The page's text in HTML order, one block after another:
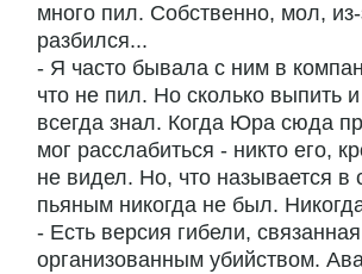
много пил. Собственно, мол, из-
разбился...
- Я часто бывала с ним в
что не пил. Но сколько выпить
всегда знал. Когда Юра сюда
мог расслабиться - никто его,
не видел. Но, что называется в
пьяным никогда не был.
- Есть версия гибели,
организованным убийством.